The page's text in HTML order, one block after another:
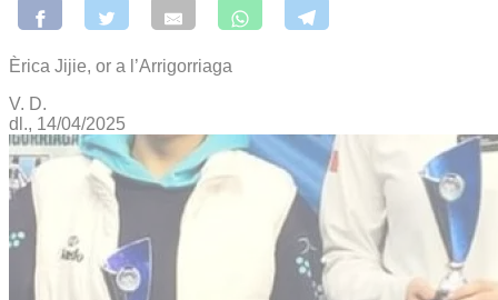
Èrica Jijie, or a l’Arrigorriaga
V. D.
dl., 14/04/2025